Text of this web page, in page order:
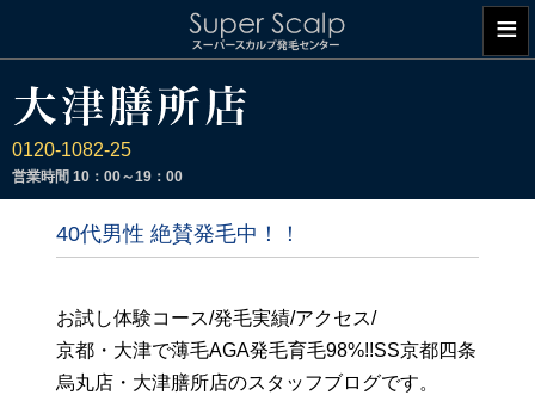
0120-1082-25
営業時間 10：00～19：00
≡
40代男性 絶賛発毛中！！
お試し体験コース/発毛実績/アクセス/
京都・大津で薄毛AGA発毛育毛98%!!SS京都四条
烏丸店・大津膳所店のスタッフブログです。